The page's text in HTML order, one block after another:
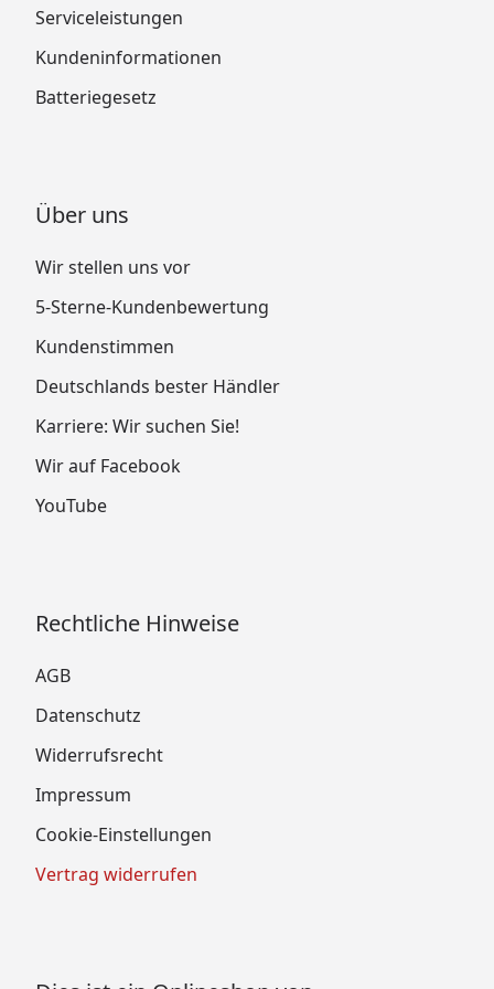
Serviceleistungen
Kundeninformationen
Batteriegesetz
Über uns
Wir stellen uns vor
5-Sterne-Kundenbewertung
Kundenstimmen
Deutschlands bester Händler
Karriere: Wir suchen Sie!
Wir auf Facebook
YouTube
Rechtliche Hinweise
AGB
Datenschutz
Widerrufsrecht
Impressum
Cookie-Einstellungen
Vertrag widerrufen